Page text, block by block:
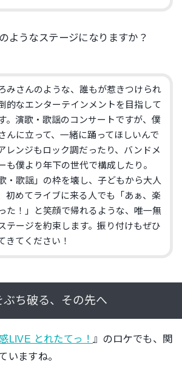
うなステージになりますか？
みさんのような、誰もが惹きつけられ
的なエンターテインメントを目指して
。演歌・歌謡のコンサートですが、僕
んに立って、一緒に踊ってほしいんで
レンジもロック調だったり、バンドメ
も僕より年下の世代で構成したり。
歌・歌謡」の枠を壊し、子どもから大人
初めてライブに来る人でも「あぁ、楽
た！」と笑顔で帰れるような、唯一無
テージを約束します。振り付けもぜひ
きてください！
ぶち破る、その先へ
LIVE とれたてっ！ 』のロケでも、関
いますね。